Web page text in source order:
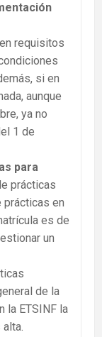
requisitos
si en
aunque
ya no
1 de
para
prácticas
prácticas en
es de
un
de la
la ETSINF la